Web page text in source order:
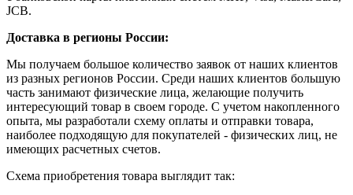
JCB.
Доставка в регионы России:
Мы получаем большое количество заявок от наших клиентов
из разных регионов России. Среди наших клиентов большую
часть занимают физические лица, желающие получить
интересующий товар в своем городе. С учетом накопленного
опыта, мы разработали схему оплаты и отправки товара,
наиболее подходящую для покупателей - физических лиц, не
имеющих расчетных счетов.
Схема приобретения товара выглядит так: